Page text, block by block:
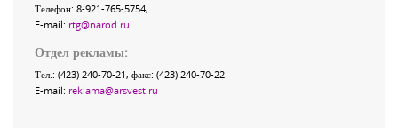
Телефон: 8-921-765-5754,
E-mail: rtg@narod.ru
Отдел рекламы:
Тел.: (423) 240-70-21, факс: (423) 240-70-22
E-mail: reklama@arsvest.ru